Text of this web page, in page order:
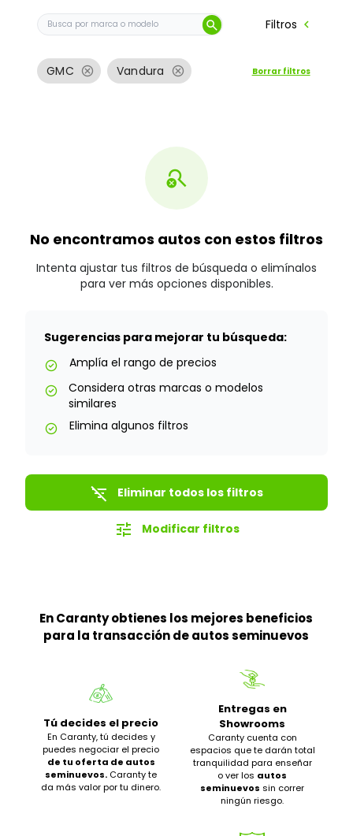
Buscar auto por marca o modelo
search Filtros chevron_left
GMC cancel Vandura cancel Borrar filtros
search_off
No encontramos autos con estos filtros
Intenta ajustar tus filtros de búsqueda o elimínalos
para ver más opciones disponibles.
Sugerencias para mejorar tu búsqueda:
check_circle Amplía el rango de precios
check_circle
Considera otras marcas o modelos
similares
check_circle Elimina algunos filtros
filter_list_off Eliminar todos los filtros
tune Modificar filtros
En Caranty obtienes los mejores beneficios
para la transacción de autos seminuevos
Tú decides el precio
En Caranty, tú decides y
puedes negociar el precio
de tu oferta de autos
seminuevos. Caranty te
da más valor por tu dinero.
Entregas en
Showrooms
Caranty cuenta con
espacios que te darán total
tranquilidad para enseñar
o ver los autos
seminuevos sin correr
ningún riesgo.